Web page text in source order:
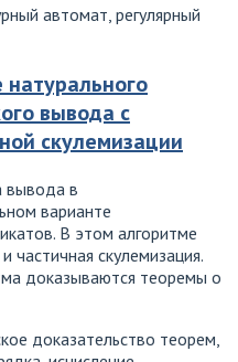
автомат, регулярный
натурального
вывода с
скулемизации
вывода в
варианте
В этом алгоритме
частичная скулемизация.
доказываются теоремы о
доказательство теорем,